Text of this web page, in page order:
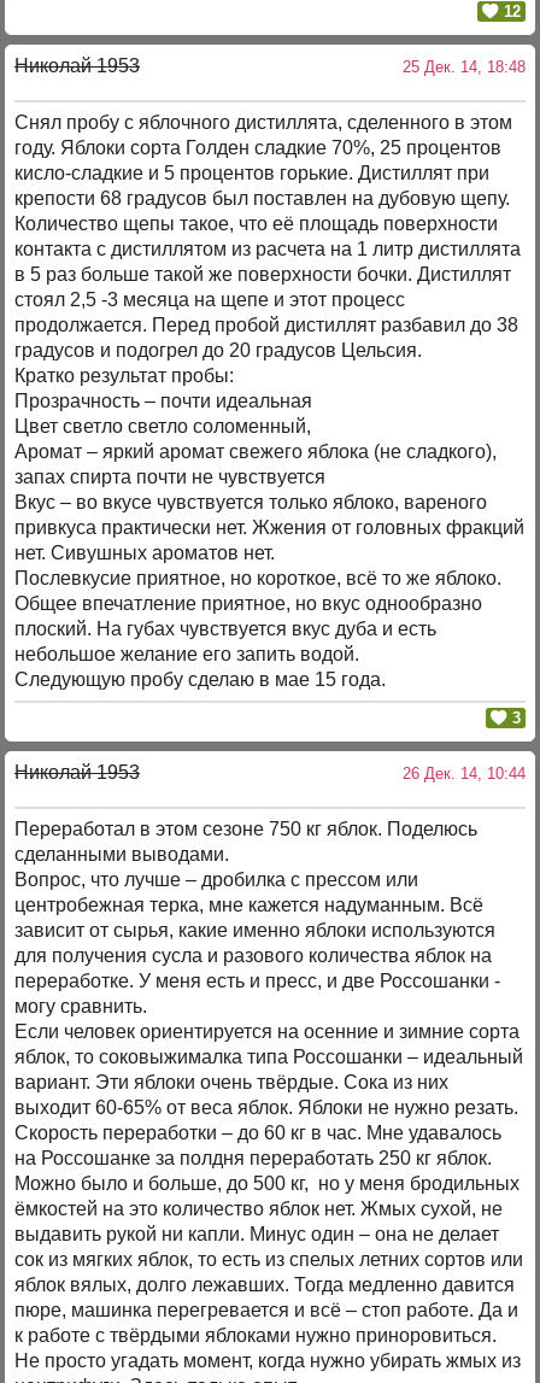
12
Николай 1953 25 Дек. 14, 18:48
Снял пробу с яблочного дистиллята, сделенного в этом
году. Яблоки сорта Голден сладкие 70%, 25 процентов
кисло-сладкие и 5 процентов горькие. Дистиллят при
крепости 68 градусов был поставлен на дубовую щепу.
Количество щепы такое, что её площадь поверхности
контакта с дистиллятом из расчета на 1 литр дистиллята
в 5 раз больше такой же поверхности бочки. Дистиллят
стоял 2,5 -3 месяца на щепе и этот процесс
продолжается. Перед пробой дистиллят разбавил до 38
градусов и подогрел до 20 градусов Цельсия.
Кратко результат пробы:
Прозрачность – почти идеальная
Цвет светло светло соломенный,
Аромат – яркий аромат свежего яблока (не сладкого),
запах спирта почти не чувствуется
Вкус – во вкусе чувствуется только яблоко, вареного
привкуса практически нет. Жжения от головных фракций
нет. Сивушных ароматов нет.
Послевкусие приятное, но короткое, всё то же яблоко.
Общее впечатление приятное, но вкус однообразно
плоский. На губах чувствуется вкус дуба и есть
небольшое желание его запить водой.
Следующую пробу сделаю в мае 15 года.
3
Николай 1953 26 Дек. 14, 10:44
Переработал в этом сезоне 750 кг яблок. Поделюсь
сделанными выводами.
Вопрос, что лучше – дробилка с прессом или
центробежная терка, мне кажется надуманным. Всё
зависит от сырья, какие именно яблоки используются
для получения сусла и разового количества яблок на
переработке. У меня есть и пресс, и две Россошанки -
могу сравнить.
Если человек ориентируется на осенние и зимние сорта
яблок, то соковыжималка типа Россошанки – идеальный
вариант. Эти яблоки очень твёрдые. Сока из них
выходит 60-65% от веса яблок. Яблоки не нужно резать.
Скорость переработки – до 60 кг в час. Мне удавалось
на Россошанке за полдня переработать 250 кг яблок.
Можно было и больше, до 500 кг, но у меня бродильных
ёмкостей на это количество яблок нет. Жмых сухой, не
выдавить рукой ни капли. Минус один – она не делает
сок из мягких яблок, то есть из спелых летних сортов или
яблок вялых, долго лежавших. Тогда медленно давится
пюре, машинка перегревается и всё – стоп работе. Да и
к работе с твёрдыми яблоками нужно приноровиться.
Не просто угадать момент, когда нужно убирать жмых из